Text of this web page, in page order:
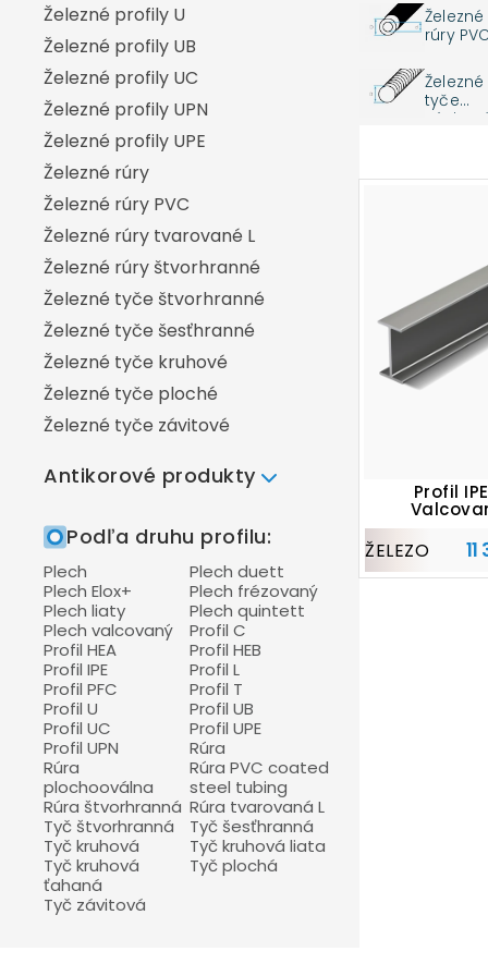
Hliníkový profil U
Hliníkové rúry
Hliníkové rúry štvorhranné
Hliníkové tyče štvorhranné
Hliníkové tyče šesťhranné
Hliníkové tyče kruhové
Hliníkové tyče kruhové liate
Hliníkové tyče kruhové ťahané
Hliníkové tyče ploché
Železné profily U
Železné profily UB
Železné profily UC
Železné profily UPN
Železné profily UPE
Železné rúry
Železné rúry PVC
Železné rúry tvarované L
Železné rúry štvorhranné
Železné tyče štvorhranné
Železné tyče šesťhranné
Železné tyče kruhové
Železné tyče ploché
Železné tyče závitové
Antikorové produkty
Antikorové profily L
Antikorové profily U
Antikorové rúry
Antikorové rúry plochooválne
Antikorové rúry štvorhranné
Antikorové tyče štvorhranné
Antikorové tyče šesťhranné
Antikorové tyče kruhové
Antikorové tyče ploché
Antikorové tyče závitové
Podľa druhu profilu:
Plech
Plech duett
Plech Elox+
Plech frézovaný
Plech liaty
Plech quintett
Plech valcovaný
Profil C
Profil HEA
Profil HEB
Profil IPE
Profil L
Profil PFC
Profil T
Profil U
Profil UB
Profil UC
Profil UPE
Profil UPN
Rúra
Rúra
plochooválna
Rúra PVC coated
steel tubing
Rúra štvorhranná Rúra tvarovaná L
Tyč štvorhranná
Tyč šesťhranná
Tyč kruhová
Tyč kruhová liata
Tyč kruhová
ťahaná
Tyč plochá
Tyč závitová
Železné
rúry PVC
Železné
tyče
závitové
Profil
ŽELEZO